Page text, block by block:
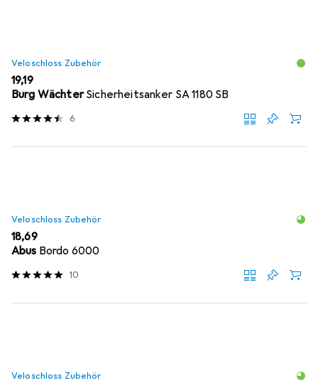
Veloschloss Zubehör
EUR
19,19
Burg Wächter Sicherheitsanker SA 1180 SB
6
Veloschloss Zubehör
EUR
18,69
Abus Bordo 6000
10
Veloschloss Zubehör